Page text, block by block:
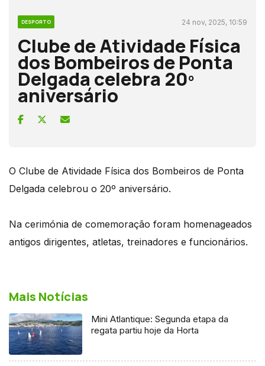
DESPORTO 24 nov, 2025, 10:59
Clube de Atividade Física
dos Bombeiros de Ponta
Delgada celebra 20º
aniversário
O Clube de Atividade Física dos Bombeiros de Ponta
Delgada celebrou o 20º aniversário.
Na cerimónia de comemoração foram homenageados
antigos dirigentes, atletas, treinadores e funcionários.
Mais Notícias
Mini Atlantique: Segunda etapa da
regata partiu hoje da Horta